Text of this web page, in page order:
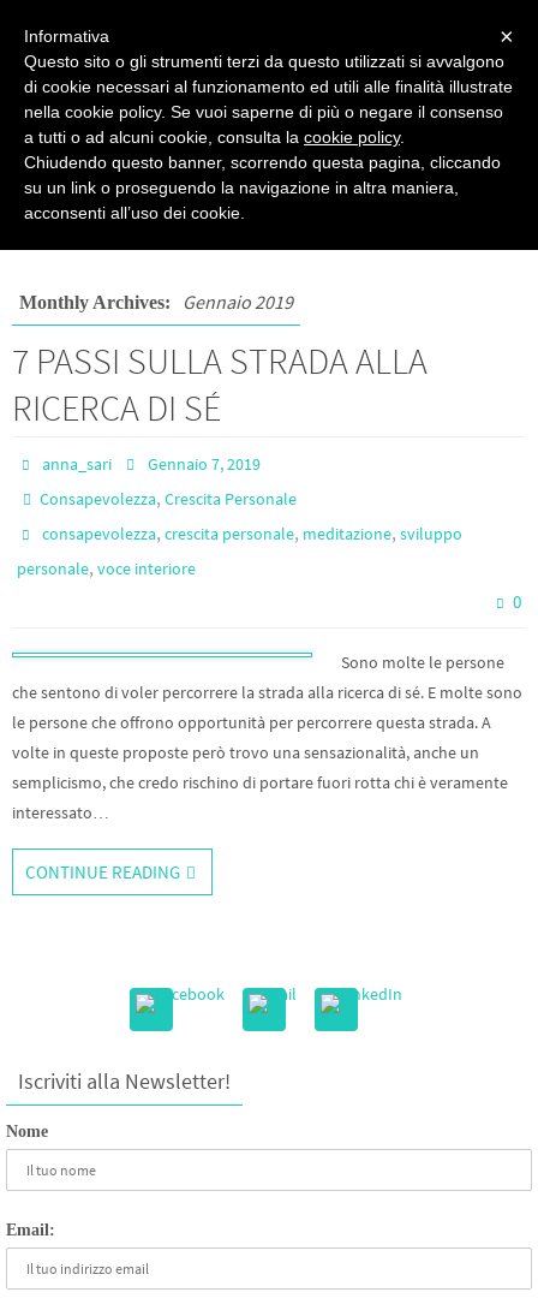
PSICOPRATICA
Psicologia del Benessere - di Anna Sari
Gennaio
Monthly Archives: Gennaio 2019
7 PASSI SULLA STRADA ALLA
RICERCA DI SÉ
anna_sari
Gennaio 7, 2019
Consapevolezza,Crescita Personale
consapevolezza,crescita personale, meditazione,sviluppo
personale, voce interiore
0
Sono molte le persone
che sentono di voler percorrere la strada alla ricerca di sé. E molte sono
le persone che offrono opportunità per percorrere questa strada. A
volte in queste proposte però trovo una sensazionalità, anche un
semplicismo, che credo rischino di portare fuori rotta chi è veramente
interessato…
CONTINUE READING
Iscriviti alla Newsletter!
Nome
Email:
×
Informativa
Questo sito o gli strumenti terzi da questo utilizzati si avvalgono
di cookie necessari al funzionamento ed utili alle finalità illustrate
nella cookie policy. Se vuoi saperne di più o negare il consenso
a tutti o ad alcuni cookie, consulta la cookie policy.
Chiudendo questo banner, scorrendo questa pagina, cliccando
su un link o proseguendo la navigazione in altra maniera,
acconsenti all’uso dei cookie.